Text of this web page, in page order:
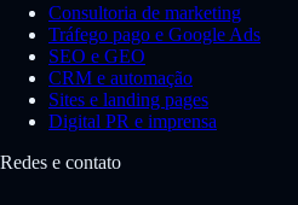
Consultoria de marketing
Tráfego pago e Google Ads
SEO e GEO
CRM e automação
Sites e landing pages
Digital PR e imprensa
Redes e contato